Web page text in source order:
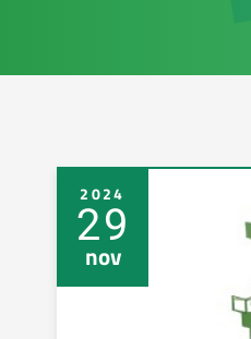
2024
29
nov